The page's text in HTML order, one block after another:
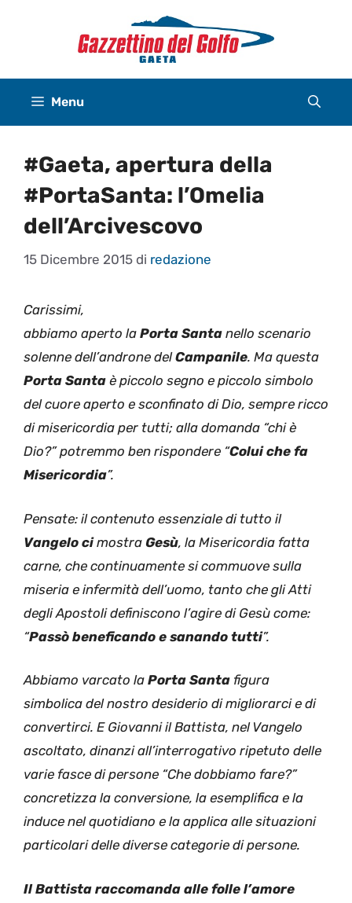
Menu
#Gaeta, apertura della
#PortaSanta: l’Omelia
dell’Arcivescovo
15 Dicembre 2015 di redazione
Carissimi,
abbiamo aperto la Porta Santa nello scenario
solenne dell’androne delCampanile. Ma questa
Porta Santa è piccolo segno e piccolo simbolo
del cuore aperto e sconfinato di Dio, sempre ricco
di misericordia per tutti; alla domanda “chi è
Dio?” potremmo ben rispondere “Colui che fa
Misericordia”.
Pensate: il contenuto essenziale di tutto il
Vangelo cimostra Gesù, la Misericordia fatta
carne, che continuamente si commuove sulla
miseria e infermità dell’uomo, tanto che gli Atti
degli Apostoli definiscono l’agire di Gesù come:
“Passò beneficando e sanando tutti”.
Abbiamo varcato la Porta Santa figura
simbolica del nostro desiderio di migliorarci e di
convertirci. E Giovanni il Battista, nel Vangelo
ascoltato, dinanzi all’interrogativo ripetuto delle
varie fasce di persone “Che dobbiamo fare?”
concretizza la conversione, la esemplifica e la
induce nel quotidiano e la applica alle situazioni
particolari delle diverse categorie di persone.
Il Battista raccomanda alle folle l’amore